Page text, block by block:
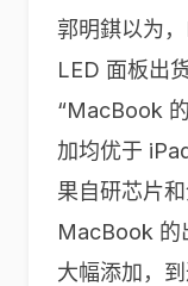
郭明錤以为
LED 面板出
“MacBook
加均优于
果自研芯片
MacBook 的
大幅添加，